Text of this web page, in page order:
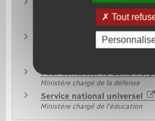
Instruction relative à
participation à la JDC
À l'étranger : recensement
défense et citoyenneté
Pour contacter le CSNJ
Ministère chargé de la défense
Service national universel
Ministère chargé de l'éducation
Tout